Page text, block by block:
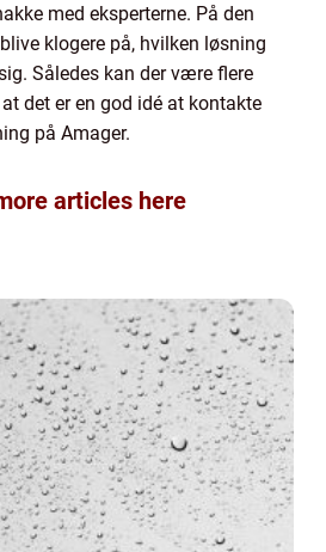
med eksperterne. På den
klogere på, hvilken løsning
Således kan der være flere
det er en god idé at kontakte
på Amager.
articles here